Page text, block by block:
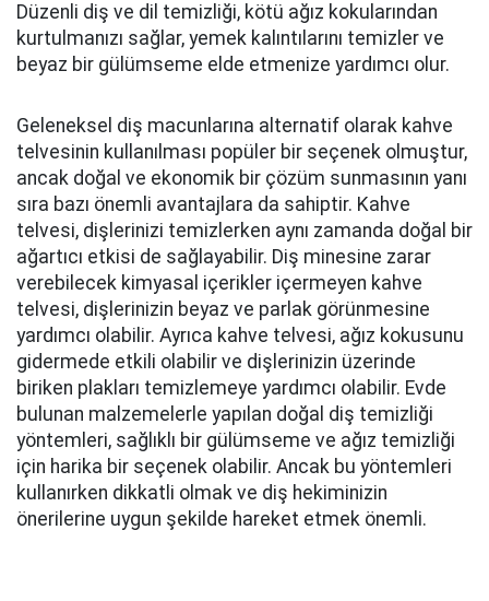
Düzenli diş ve dil temizliği, kötü ağız kokularından
kurtulmanızı sağlar, yemek kalıntılarını temizler ve
beyaz bir gülümseme elde etmenize yardımcı olur.
Geleneksel diş macunlarına alternatif olarak kahve
telvesinin kullanılması popüler bir seçenek olmuştur,
ancak doğal ve ekonomik bir çözüm sunmasının yanı
sıra bazı önemli avantajlara da sahiptir. Kahve
telvesi, dişlerinizi temizlerken aynı zamanda doğal bir
ağartıcı etkisi de sağlayabilir. Diş minesine zarar
verebilecek kimyasal içerikler içermeyen kahve
telvesi, dişlerinizin beyaz ve parlak görünmesine
yardımcı olabilir. Ayrıca kahve telvesi, ağız kokusunu
gidermede etkili olabilir ve dişlerinizin üzerinde
biriken plakları temizlemeye yardımcı olabilir. Evde
bulunan malzemelerle yapılan doğal diş temizliği
yöntemleri, sağlıklı bir gülümseme ve ağız temizliği
için harika bir seçenek olabilir. Ancak bu yöntemleri
kullanırken dikkatli olmak ve diş hekiminizin
önerilerine uygun şekilde hareket etmek önemli.